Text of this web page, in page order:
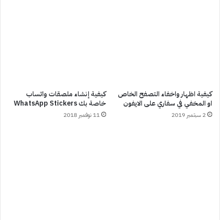
كيفية اظهار واخفاء التصفح الخاص
او المخفي في سفاري على الايفون
2 سبتمبر 2019
كيفية إنشاء ملصقات واتساب
خاصة بك WhatsApp Stickers
11 نوفمبر 2018